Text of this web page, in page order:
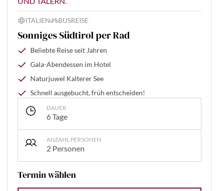
ITALIEN BUSREISE
Sonniges Südtirol per Rad
Beliebte Reise seit Jahren
Gala-Abendessen im Hotel
Naturjuwel Kalterer See
Schnell ausgebucht, früh entscheiden!
DAUER
6 Tage
ANZAHL PERSONEN
2 Personen
Termin wählen